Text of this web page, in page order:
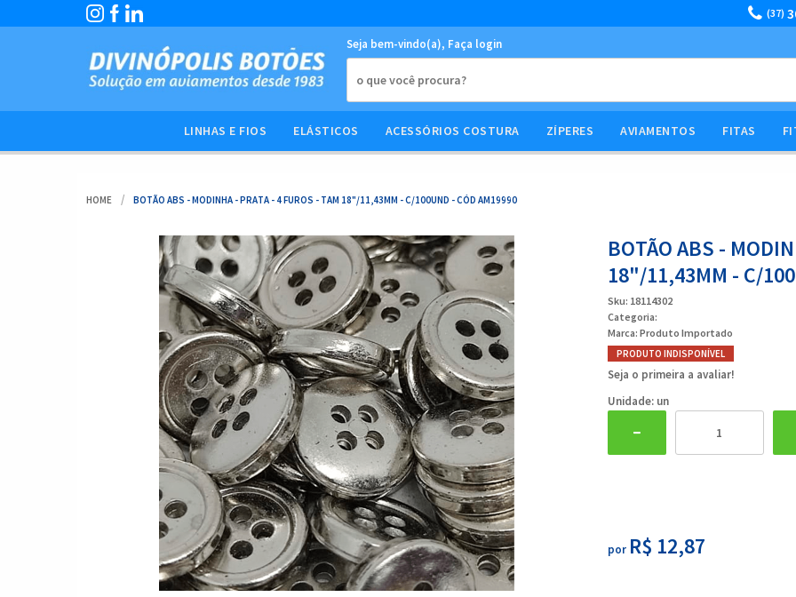
(37)
Seja bem-vindo(a), Faça login
LINHAS E FIOS ELÁSTICOS ACESSÓRIOS COSTURA ZÍPERES AVIAMENTOS FITAS
HOME BOTÃO ABS - MODINHA - PRATA - 4 FUROS - TAM 18"/11,43MM - C/100UND - CÓD AM19990
BOTÃO ABS -
18"/11,43MM - C/
Sku: 18114302
Categoria:
Marca: Produto Importado
PRODUTO INDISPONÍVEL
Seja o primeira a avaliar!
Unidade: un
por R$ 12,87